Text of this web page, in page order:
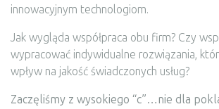
innowacyjnym technologiom.
Jak wygląda współpraca obu firm? Czy
wypracować indywidualne rozwiązania,
wpływ na jakość świadczonych usług?
Zaczęliśmy z wysokiego “c”…nie dla